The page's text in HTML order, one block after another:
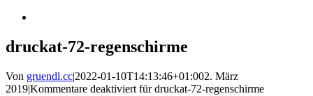
druckat-72-regenschirme
Von gruendl.cc|2022-01-10T14:13:46+01:002. März
2019|Kommentare deaktiviert für druckat-72-regenschirme